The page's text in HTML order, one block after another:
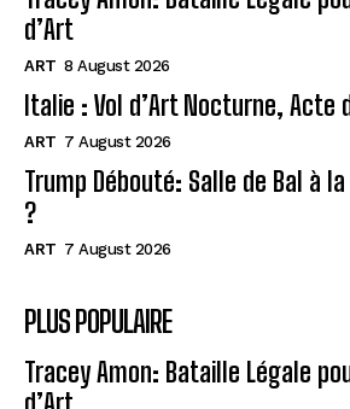
d’Art
ART 8 August 2026
Italie : Vol d’Art Nocturne, Acte
ART 7 August 2026
Trump Débouté: Salle de Bal à
?
ART 7 August 2026
PLUS POPULAIRE
Tracey Amon: Bataille Légale